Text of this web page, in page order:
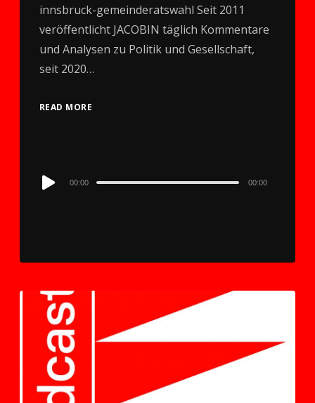
innsbruck-gemeinderatswahl Seit 2011
veröffentlicht JACOBIN täglich Kommentare
und Analysen zu Politik und Gesellschaft,
seit 2020…
READ MORE
Audio
00:00 00:00